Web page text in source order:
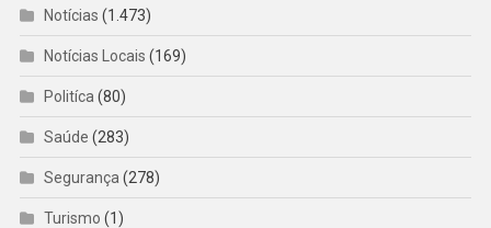
Notícias (1.473)
Notícias Locais (169)
Politíca (80)
Saúde (283)
Segurança (278)
Turismo (1)